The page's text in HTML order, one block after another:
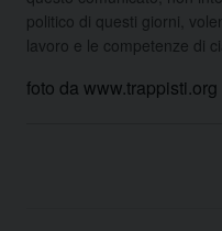
politico di questi giorni,
lavoro e le competenze di
foto da www.trappisti.org